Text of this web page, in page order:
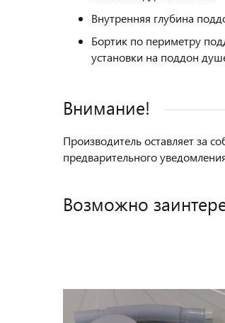
Внутренняя глубина
Бортик по периметру
установки на поддон
Внимание!
Производитель оставляет за
предварительного
Возможно